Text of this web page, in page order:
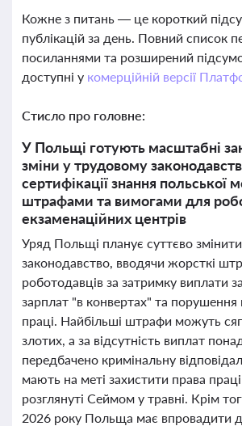
Кожне з питань — це короткий
публікацій за день. Повний список
посиланнями та розширений
доступні у комерційній версії
Стисло про головне:
У Польщі готують масштабні
зміни у трудовому
сертифікації знання польської
штрафами та вимогами для
екзаменаційних центрів
Уряд Польщі планує суттєво
законодавство, вводячи жорсткі
роботодавців за затримку виплати
зарплат "в конвертах" та
праці. Найбільші штрафи можуть
злотих, а за відсутність виплат
передбачено кримінальну
мають на меті захистити права
розглянуті Сеймом у травні. Крім
2026 року Польща має впровадити